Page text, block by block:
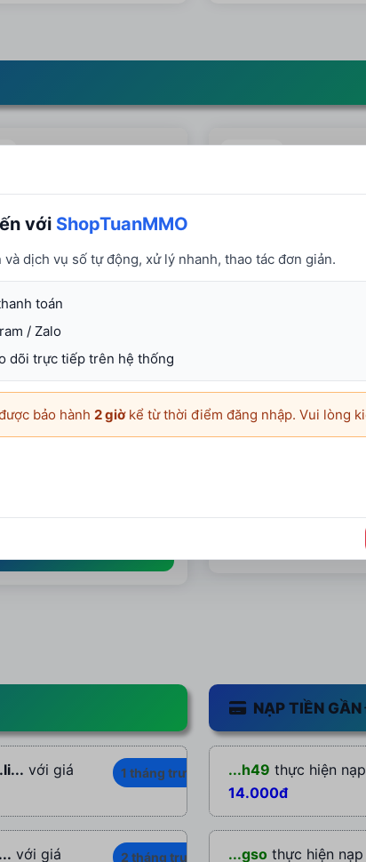
có tất cả IP các quốc
bao giờ hết 400IP thì
live dưới 24h )
video hướng dẫn ở mỗi
khoản có thể dùng ở nhiều
nhau
5
360.000đ
code Link thêm cdkey
Giao thức HTTP,
Quốc gia Hiện có
1
với giá
1 tháng trước
với giá
2 tháng trước
NẠP TIỀN
...h49 thực hiện nạp
14.000đ
...gso thực hiện nạp
với ShopTuanMMO
dịch vụ số tự động, xử lý nhanh, thao tác đơn giản.
toán
/ Zalo
dõi trực tiếp trên hệ thống
bảo hành 2 giờkể từ thời điểm đăng nhập. Vui lòng